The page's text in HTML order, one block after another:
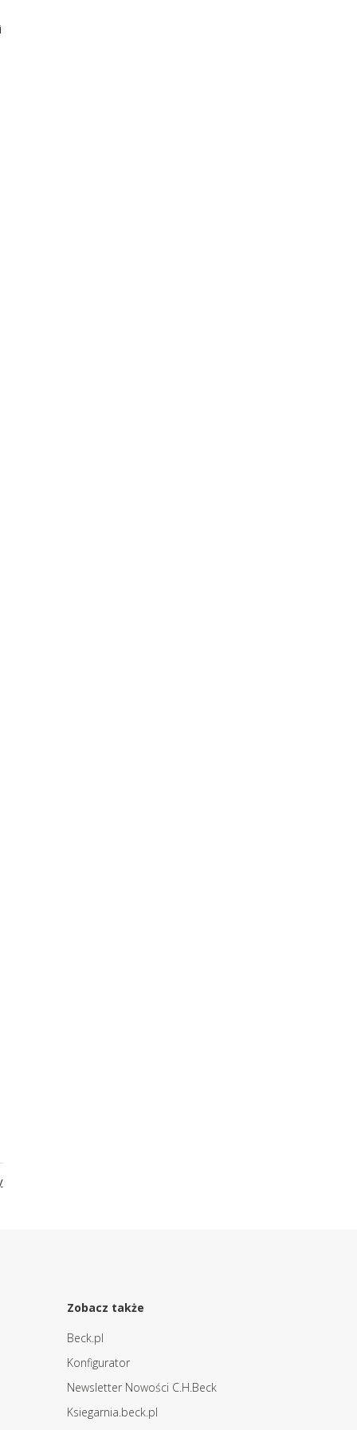
Zobacz także
Beck.pl
Konfigurator
Newsletter Nowości C.H.Beck
Ksiegarnia.beck.pl